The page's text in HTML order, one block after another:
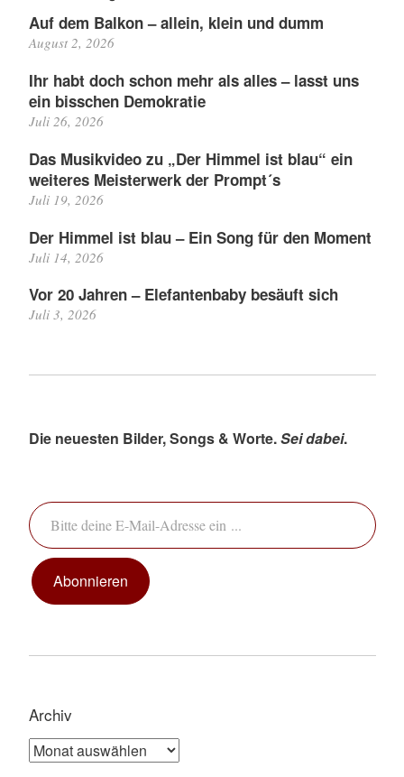
Auf dem Balkon – allein, klein und dumm
August 2, 2026
Ihr habt doch schon mehr als alles – lasst uns
ein bisschen Demokratie
Juli 26, 2026
Das Musikvideo zu „Der Himmel ist blau“ ein
weiteres Meisterwerk der Prompt´s
Juli 19, 2026
Der Himmel ist blau – Ein Song für den Moment
Juli 14, 2026
Vor 20 Jahren – Elefantenbaby besäuft sich
Juli 3, 2026
Die neuesten Bilder, Songs & Worte.Sei dabei.
Bitte deine E-Mail-Adresse ein ...
Abonnieren
Archiv
Archiv